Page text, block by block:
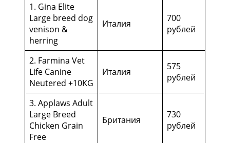
1. Gina Elite
Large breed dog
venison &
herring
Италия
700
рублей
2. Farmina Vet
Life Canine
Neutered +10KG
Италия
575
рублей
3. Applaws Adult
Large Breed
Chicken Grain
Free
Британия
730
рублей